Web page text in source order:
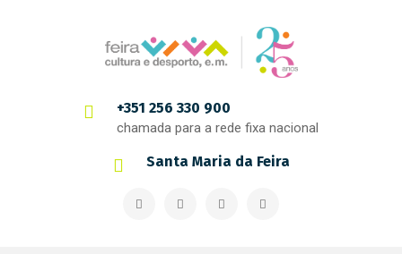
+351 256 330 900
chamada para a rede fixa nacional
Santa Maria da Feira